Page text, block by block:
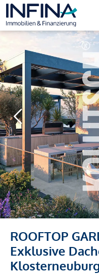
ROOFTOP
Exklusive